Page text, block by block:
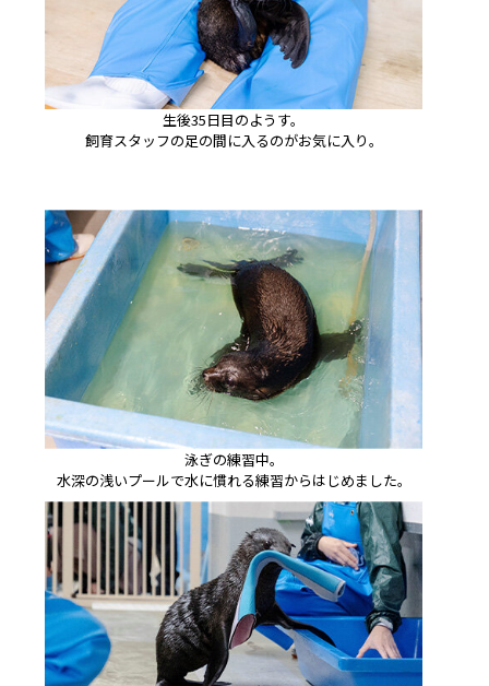
生後35日目のようす。
飼育スタッフの足の間に入るのがお気に入り。
泳ぎの練習中。
水深の浅いプールで水に慣れる練習からはじめました。